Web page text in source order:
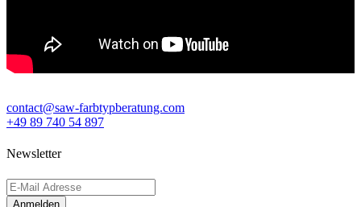
contact@saw-farbtypberatung.com
+49 89 740 54 897
Newsletter